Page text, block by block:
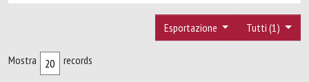
Tutti (1)
Esportazione
Mostra records